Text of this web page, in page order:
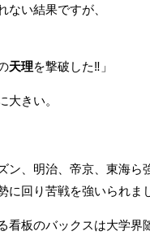
ない結果ですが、
天理を撃破した‼」
大きい。
ン、明治、帝京、東海ら
に回り苦戦を強いられま
看板のバックスは大学界